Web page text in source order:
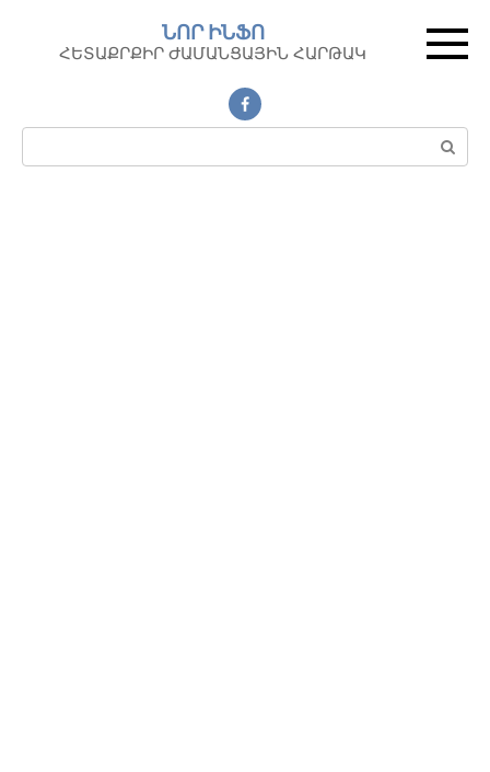
контенту
ՆՈՐ ԻՆՖՈ
ՀԵՏԱՔՐՔԻՐ ԺԱՄԱՆՑԱՅԻՆ ՀԱՐԹԱԿ
Поиск: